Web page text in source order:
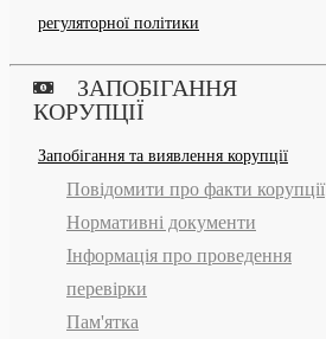
регуляторної політики
ЗАПОБІГАННЯ
КОРУПЦІЇ
Запобігання та виявлення корупції
Повідомити про факти корупції
Нормативні документи
Інформація про проведення
перевірки
Пам'ятка